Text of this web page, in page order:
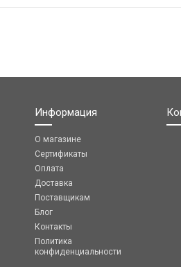
Информация
О магазине
Сертификаты
Оплата
Доставка
Поставщикам
Блог
Контакты
Политика
конфиденциальности